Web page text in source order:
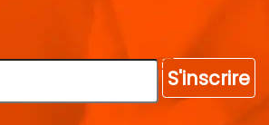
S'inscrire